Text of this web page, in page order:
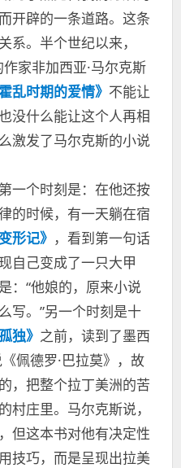
开辟的一条道路。这条
系。半个世纪以来，
作家非加西亚·马尔克斯
霍乱时期的爱情》 不能让
没什么能让这个人再相
激发了马尔克斯的小说
一个时刻是：在他还按
的时候，有一天躺在宿
形记》 ，看到第一句话
自己变成了一只大甲
：“他娘的，原来小说
写。”另一个时刻是十
独》 之前，读到了墨西
佩德罗·巴拉莫》，故
，把整个拉丁美洲的苦
村庄里。马尔克斯说，
但这本书对他有决定性
技巧，而是呈现出拉美